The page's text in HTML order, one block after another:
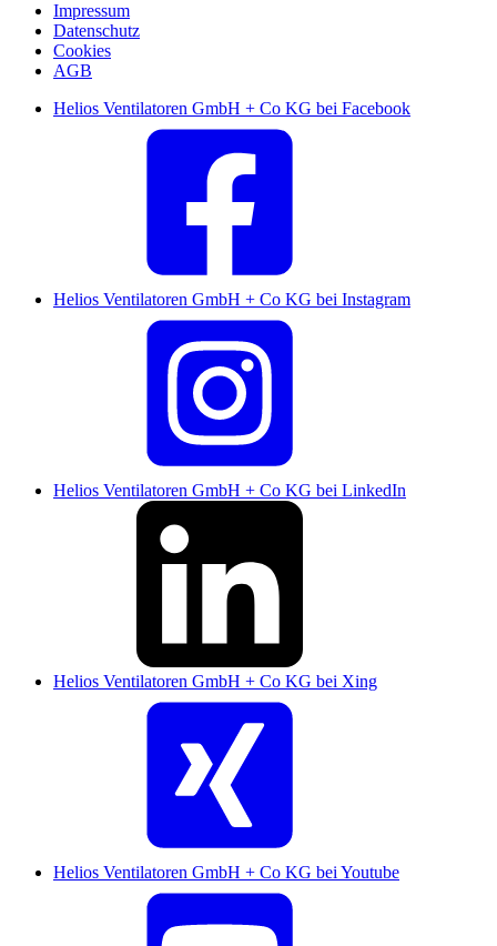
Impressum
Datenschutz
Cookies
AGB
Helios Ventilatoren GmbH + Co KG bei Facebook
Helios Ventilatoren GmbH + Co KG bei Instagram
Helios Ventilatoren GmbH + Co KG bei LinkedIn
Helios Ventilatoren GmbH + Co KG bei Xing
Helios Ventilatoren GmbH + Co KG bei Youtube